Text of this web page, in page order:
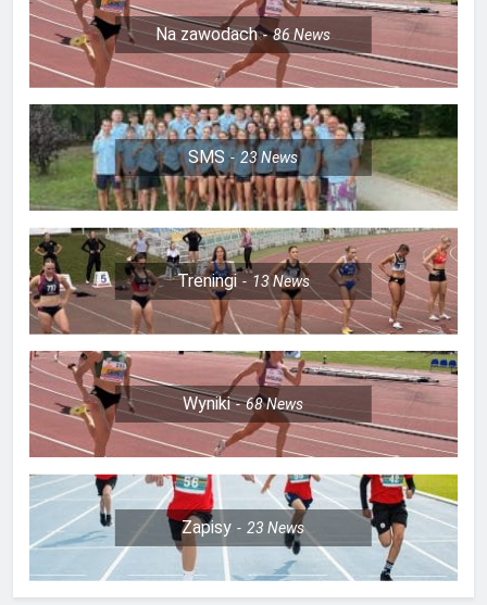
Na zawodach 86News
SMS 23News
Treningi 13News
Wyniki 68News
Zapisy 23News